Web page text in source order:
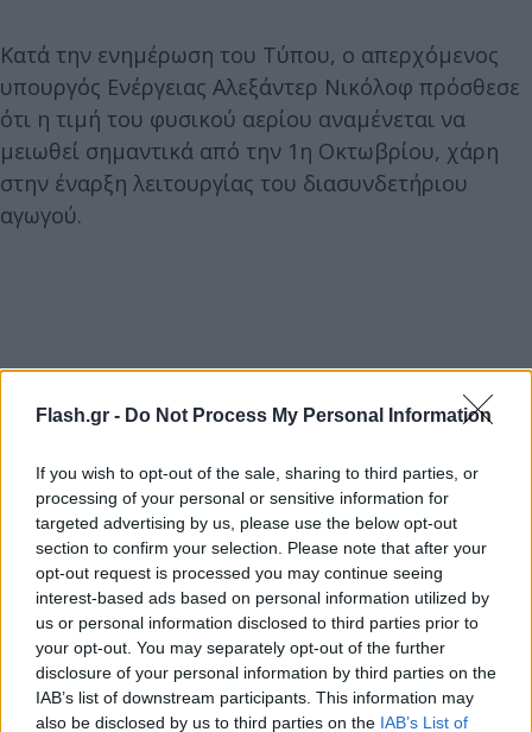
Flash.gr - Do Not Process My Personal Information
If you wish to opt-out of the sale, sharing to third parties, or
processing of your personal or sensitive information for
targeted advertising by us, please use the below opt-out
section to confirm your selection. Please note that after your
opt-out request is processed you may continue seeing
interest-based ads based on personal information utilized by
us or personal information disclosed to third parties prior to
your opt-out. You may separately opt-out of the further
disclosure of your personal information by third parties on the
IAB’s list of downstream participants. This information may
also be disclosed by us to third parties on the IAB’s List of
Κατά την ενημέρωση του Τύπου, ο απερχόμενος
υπουργός Ενέργειας Αλεξάντερ Νικόλοφ πρόσθεσε
ότι η τιμή του φυσικού αερίου αναμένεται να
μειωθεί σημαντικά από την 1η Οκτωβρίου, χάρη
στην έναρξη λειτουργίας του διασυνδετήριου
αγωγού.